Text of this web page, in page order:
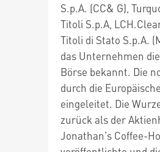
S.p.A. (CC& G),
Titoli S.p.A,
Titoli di Stato S.p.A.
das Unternehmen
Börse bekannt. Die
durch die
eingeleitet. Die
zurück als der
Jonathan's Coffee-